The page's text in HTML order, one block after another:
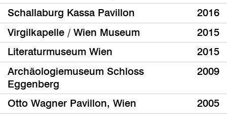
Schallaburg Kassa Pavillon
2016
Virgilkapelle / Wien Museum
2015
Literaturmuseum Wien
2015
Archäologiemuseum Schloss
Eggenberg
2009
Otto Wagner Pavillon, Wien 2005